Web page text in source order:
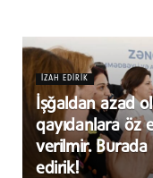
İZAH EDIRIK
İşğaldan azad
qayıdanlara öz
verilmir.
edirik!